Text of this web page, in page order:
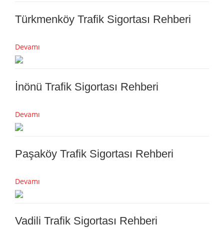
Türkmenköy Trafik Sigortası Rehberi
Devamı
İnönü Trafik Sigortası Rehberi
Devamı
Paşaköy Trafik Sigortası Rehberi
Devamı
Vadili Trafik Sigortası Rehberi